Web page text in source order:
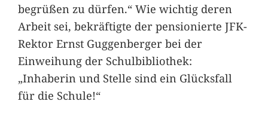
begrüßen zu dürfen.“ Wie wichtig deren
Arbeit sei, bekräftigte der pensionierte JFK-
Rektor Ernst Guggenberger bei der
Einweihung der Schulbibliothek:
„Inhaberin und Stelle sind ein Glücksfall
für die Schule!“